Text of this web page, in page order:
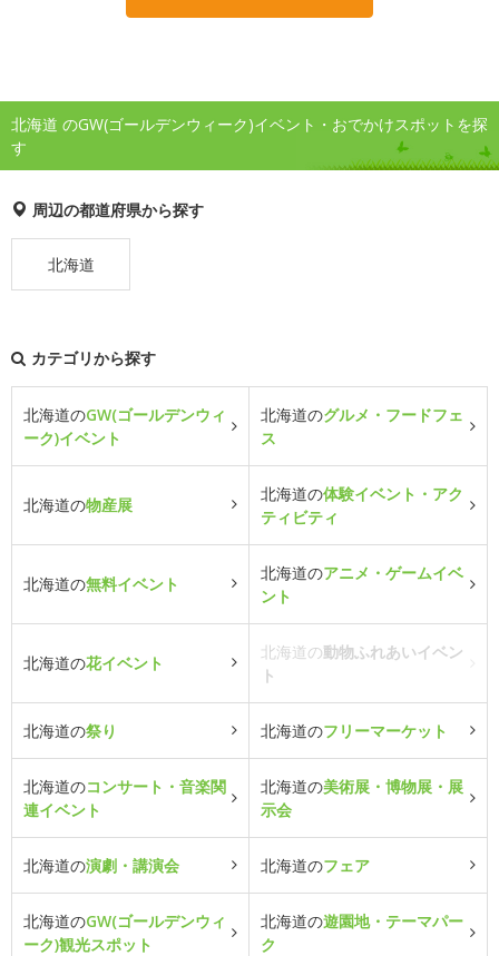
北海道 のGW(ゴールデンウィーク)イベント・おでかけスポットを探
す
周辺の都道府県から探す
北海道
カテゴリから探す
北海道のGW(ゴールデンウィ
ーク)イベント
北海道のグルメ・フードフェ
ス
北海道の物産展
北海道の体験イベント・アク
ティビティ
北海道の無料イベント
北海道のアニメ・ゲームイベ
ント
北海道の花イベント
北海道の動物ふれあいイベン
ト
北海道の祭り 北海道のフリーマーケット
北海道のコンサート・音楽関
連イベント
北海道の美術展・博物展・展
示会
北海道の演劇・講演会 北海道のフェア
北海道のGW(ゴールデンウィ
ーク)観光スポット
北海道の遊園地・テーマパー
ク